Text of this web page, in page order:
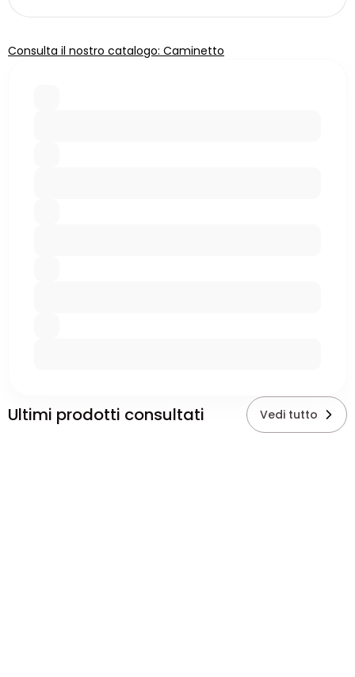
Consulta il nostro catalogo: Caminetto
Ultimi prodotti consultati Vedi tutto